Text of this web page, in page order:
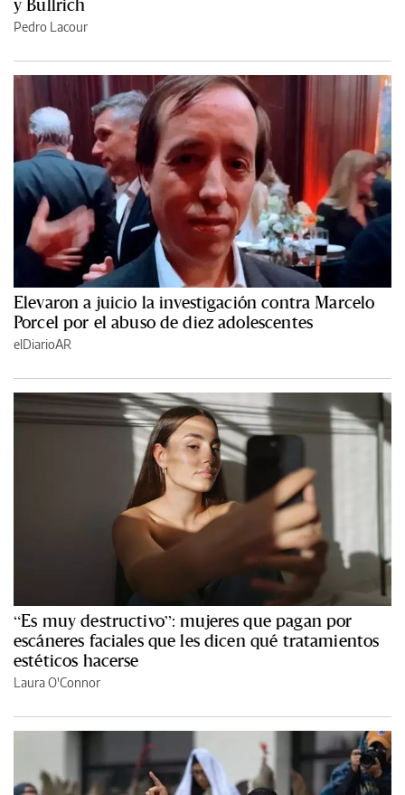
y Bullrich
Pedro Lacour
Elevaron a juicio la investigación contra Marcelo
Porcel por el abuso de diez adolescentes
elDiarioAR
“Es muy destructivo”: mujeres que pagan por
escáneres faciales que les dicen qué tratamientos
estéticos hacerse
Laura O'Connor